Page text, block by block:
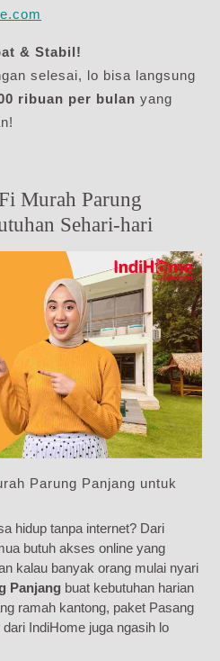
& Stabil!
selesai, lo bisa langsung
ribuan per bulan yang
Murah Parung
Sehari-hari
Parung Panjang untuk
hidup tanpa internet? Dari
butuh akses online yang
kalau banyak orang mulai nyari
Panjang buat kebutuhan harian
ramah kantong, paket Pasang
IndiHome juga ngasih lo